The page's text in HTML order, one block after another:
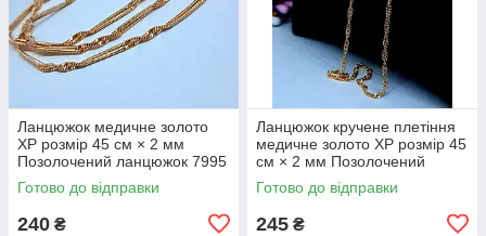
Ланцюжок медичне золото
ХР розмір 45 см × 2 мм
Позолочений ланцюжок 7995
Готово до відправки
240 ₴
Ланцюжок кручене плетіння
медичне золото ХР розмір 45
см × 2 мм Позолочений
ланцюжок 7875
Готово до відправки
245 ₴